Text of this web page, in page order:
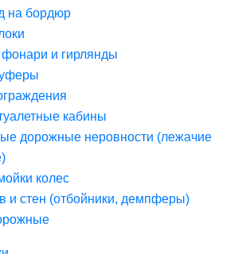
на бордюр
и гирлянды
кабины
дорожные неровности (лежачие
колес
и стен (отбойники, демпферы)